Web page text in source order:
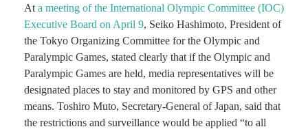
At a meeting of the International Olympic Committee (IOC)
Executive Board on April 9, Seiko Hashimoto, President of
the Tokyo Organizing Committee for the Olympic and
Paralympic Games, stated clearly that if the Olympic and
Paralympic Games are held, media representatives will be
designated places to stay and monitored by GPS and other
means. Toshiro Muto, Secretary-General of Japan, said that
the restrictions and surveillance would be applied “to all